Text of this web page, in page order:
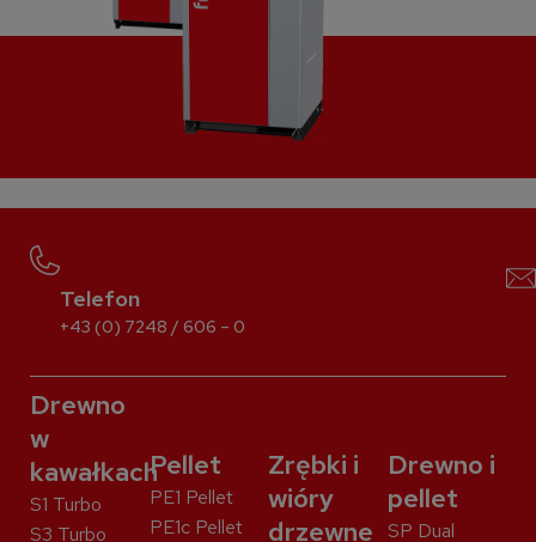
Telefon
+43 (0) 7248 / 606 – 0
Drewno
w
kawałkach
S1 Turbo
S3 Turbo
Pellet
PE1 Pellet
PE1c Pellet
Zrębki i
wióry
drzewne
Drewno i
pellet
SP Dual